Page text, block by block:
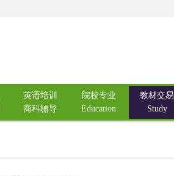
英语培训
商科辅导
院校专业
Education
教材交易
Study